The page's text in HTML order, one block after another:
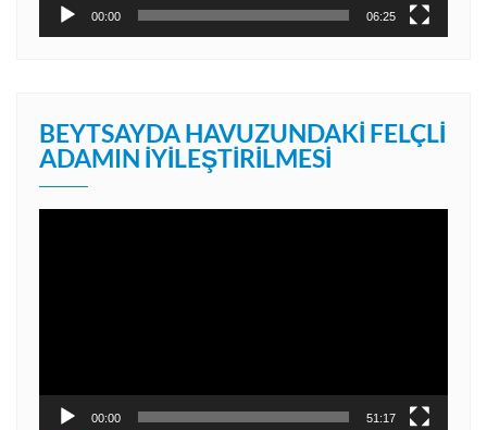
00:00 06:25
BEYTSAYDA HAVUZUNDAKI FELÇLI
ADAMIN İYILEŞTIRILMESI
00:00 51:17